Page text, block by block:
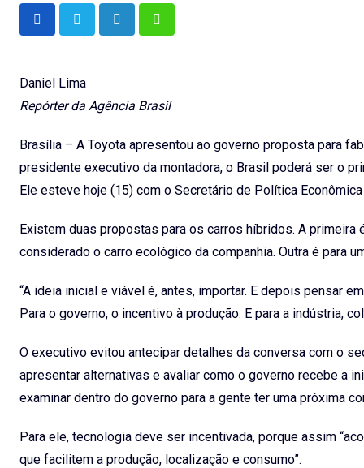
LinkedInWhatsapp
Daniel Lima
Repórter da Agência Brasil
Brasília – A Toyota apresentou ao governo proposta para
presidente executivo da montadora, o Brasil poderá ser o
Ele esteve hoje (15) com o Secretário de Política
Existem duas propostas para os carros híbridos. A
considerado o carro ecológico da companhia. Outra é para
“A ideia inicial e viável é, antes, importar. E depois pensar
Para o governo, o incentivo à produção. E para a indústria,
O executivo evitou antecipar detalhes da conversa com o
apresentar alternativas e avaliar como o governo recebe a
examinar dentro do governo para a gente ter uma próxima
Para ele, tecnologia deve ser incentivada, porque assim
que facilitem a produção, localização e consumo”.